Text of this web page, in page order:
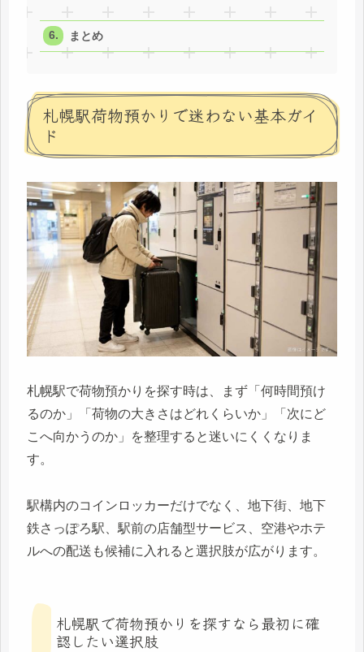
まとめ
札幌駅荷物預かりで迷わない基本ガイ
ド
札幌駅で荷物預かりを探す時は、まず「何時間預け
るのか」「荷物の大きさはどれくらいか」「次にど
こへ向かうのか」を整理すると迷いにくくなりま
す。
駅構内のコインロッカーだけでなく、地下街、地下
鉄さっぽろ駅、駅前の店舗型サービス、空港やホテ
ルへの配送も候補に入れると選択肢が広がります。
札幌駅で荷物預かりを探すなら最初に確
認したい選択肢